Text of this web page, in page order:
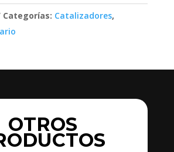
Categorías: Catalizadores,
OTROS